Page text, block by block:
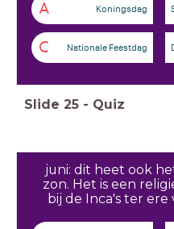
A Koningsdag
C Nationale Feestdag
Slide 25 - Quiz
juni: dit heet ook
zon. Het is een
bij de Inca's ter ere